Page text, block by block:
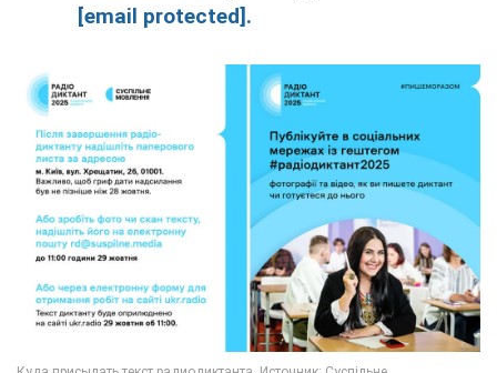
[email protected] .